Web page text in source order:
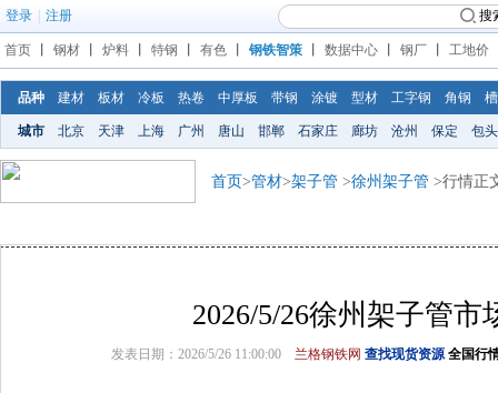
登录 注册 搜
首页 钢材 炉料 特钢 有色 钢铁智策 数据中心 钢厂 工地价
品种 建材 板材 冷板 热卷 中厚板 带钢 涂镀 型材 工字钢 角钢
城市 北京 天津 上海 广州 唐山 邯郸 石家庄 廊坊 沧州 保定 包头
首页>管材>架子管 >徐州架子管 >行情正
2026/5/26徐州架子管市
发表日期：2026/5/26 11:00:00 兰格钢铁网 查找现货资源 全国行